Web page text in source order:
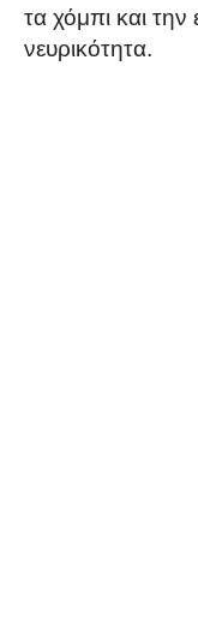
τα χόμπι και την
νευρικότητα.